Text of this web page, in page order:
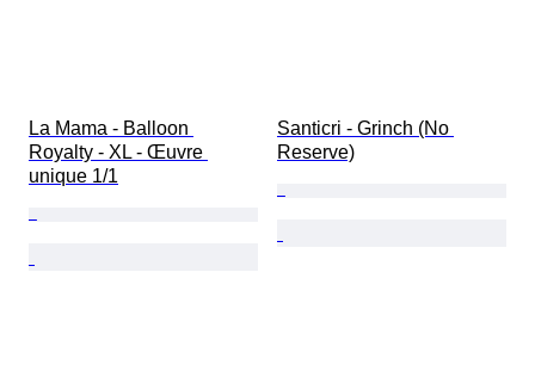
La Mama - Balloon
Royalty - XL - Œuvre
unique 1/1
Santicri - Grinch (No
Reserve)